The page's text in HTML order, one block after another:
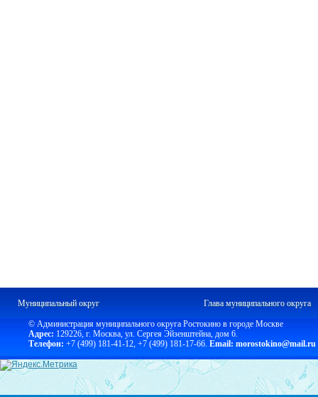
Муниципальный округ Глава муниципального округа
© Администрация муниципального округа Ростокино в городе Москве
Адрес: 129226, г. Москва, ул. Сергея Эйзенштейна, дом 6.
Телефон: +7 (499) 181-41-12, +7 (499) 181-17-66. Email: morostokino@mail.ru